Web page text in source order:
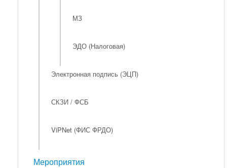
МЗ
ЭДО (Налоговая)
Электронная подпись (ЭЦП)
СКЗИ / ФСБ
ViPNet (ФИС ФРДО)
Мероприятия